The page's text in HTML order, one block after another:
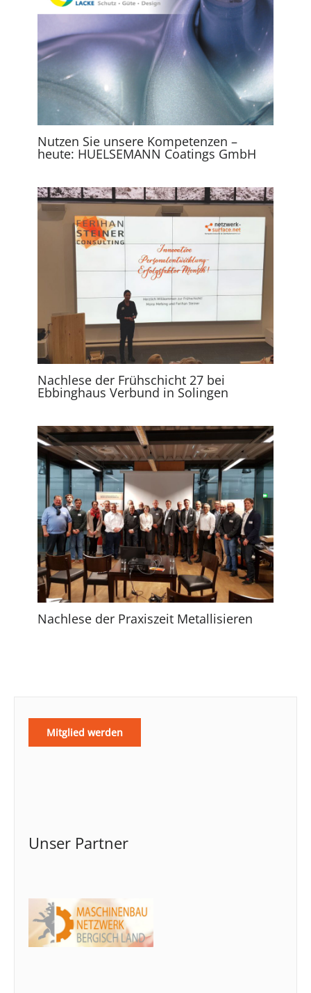
Nutzen Sie unsere Kompetenzen –
heute: HUELSEMANN Coatings GmbH
Nachlese der Frühschicht 27 bei
Ebbinghaus Verbund in Solingen
Nachlese der Praxiszeit Metallisieren
Mitglied werden
Unser Partner